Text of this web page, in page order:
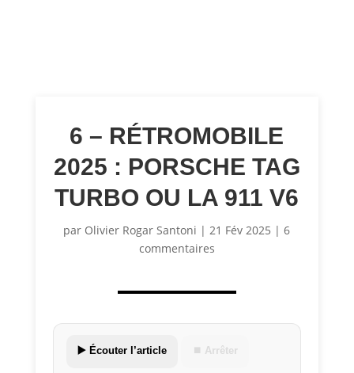
6 – RÉTROMOBILE
2025 : PORSCHE TAG
TURBO OU LA 911 V6
par Olivier Rogar Santoni |21 Fév 2025 |6
commentaires
▶️ Écouter l’article ⏹ Arrêter